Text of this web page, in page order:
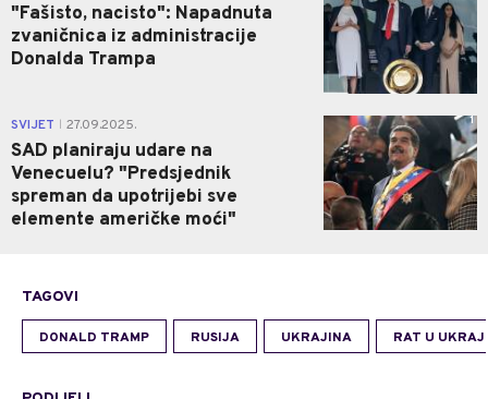
"Fašisto, nacisto": Napadnuta
zvaničnica iz administracije
Donalda Trampa
SVIJET 27.09.2025.
SAD planiraju udare na
Venecuelu? "Predsjednik
spreman da upotrijebi sve
elemente američke moći"
1
TAGOVI
DONALD TRAMP RUSIJA UKRAJINA RAT U